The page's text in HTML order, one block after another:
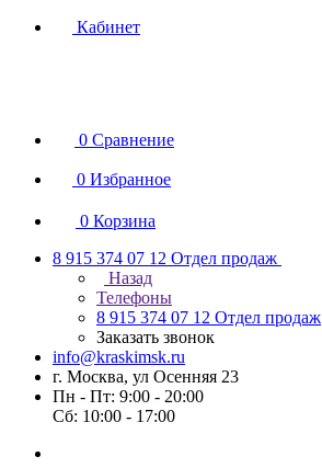
Кабинет
0 Сравнение
0 Избранное
0 Корзина
8 915 374 07 12 Отдел продаж
Назад
Телефоны
8 915 374 07 12 Отдел продаж
Заказать звонок
info@kraskimsk.ru
г. Москва, ул Осенняя 23
Пн - Пт: 9:00 - 20:00
Сб: 10:00 - 17:00